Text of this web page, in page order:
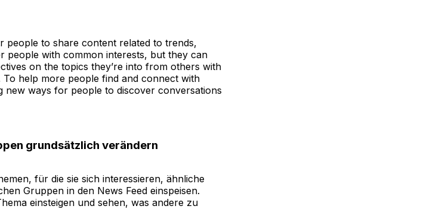
people to share content related to trends,
people with common interests, but they can
on the topics they’re into from others with
help more people find and connect with
new ways for people to discover conversations
grundsätzlich verändern
für die sie sich interessieren, ähnliche
Gruppen in den News Feed einspeisen.
einsteigen und sehen, was andere zu